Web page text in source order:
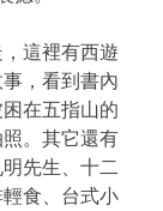
這裡有西遊
，看到書內
在五指山的
。其它還有
先生、十二
食、台式小